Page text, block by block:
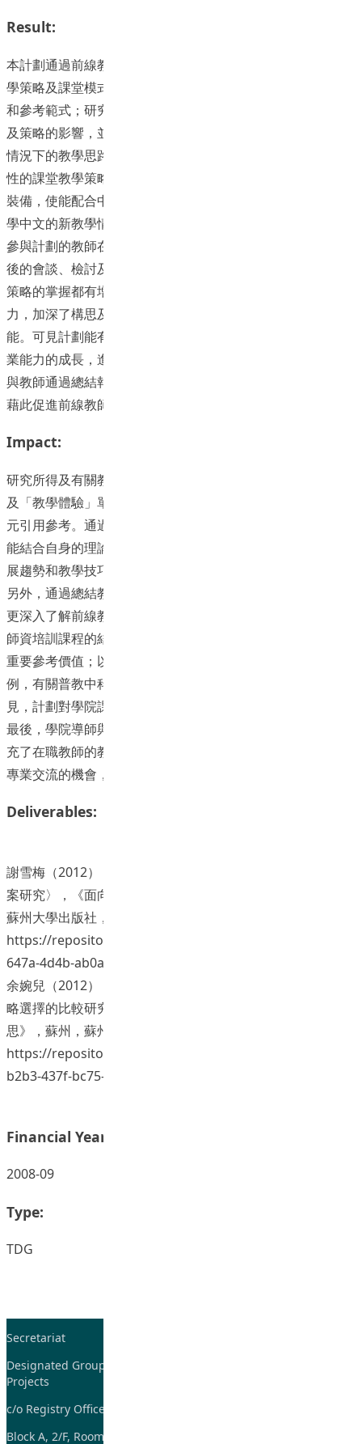
Result:
本計劃通過前線教師的課堂實踐，搜集及積累多元、有效的教
學策略及課堂模式，為優化語文教學提供具體示範、成功經驗
和參考範式；研究特別聚焦於廣、普授課語言對選取教材重點
及策略的影響，並從「教師思考」角度切入，理清「普教中」
情況下的教學思路、心理與實存的障礙，為過渡期設計出針對
性的課堂教學策略，供前線及學員教師參考，加強他們的專業
裝備，使能配合中國語文課程的長遠發展目標，適應普通話教
學中文的新教學情境。
參與計劃的教師在訪談中表示，通過教學設計、實踐、觀課前
後的會談、檢討及反思過程，使他們對語文課程的理解及教學
策略的掌握都有增進，研究的體驗提高了自身計用教材的能
力，加深了構思及支思教學的層次，也提升了課堂教學的效
能。可見計劃能有效發揮對前線教師的專業支援作用，促進專
業能力的成長，進一強化學院師資培訓的效果。計劃又鼓勵參
與教師通過總結報告、論文發表及網頁發佈，分享有關經驗，
藉此促進前線教師教研能力和興趣的發展。
Impact:
研究所得及有關教案、錄像等資料，已納入「中文科教學法」
及「教學體驗」單元的資料庫，可供職前及在職課程的相關單
元引用參考。通過示例的研習及錄像觀察，職前及在職學員都
能結合自身的理論知識或教學體驗，深化對本科課程理念、發
展趨勢和教學技巧的掌握。
另外，通過總結教學設計、實踐及教師思想的分析，研究員能
更深入了解前線教師的能力架構及專業發展需要，對修訂現存
師資培訓課程的結構、教學內容，或開發院系新課程等，都有
重要參考價值；以語文學院近期開發的3周短期復修課程為
例，有關普教中科目的設置，便曾參證相關研究成果，由此可
見，計劃對學院課程發展亦有積極意義。
最後，學院導師與前線教師及其同儕組成的行動研究團隊，擴
充了在職教師的教研經驗、觀課文化，並為不同學校教師提供
專業交流的機會，從而建構校際網絡，促進資源和經驗共享。
Deliverables:
謝雪梅（2012）：〈面對PMI與CMI的教師思考：語文教師個
案研究〉，《面向多元化的語境：語文教育的反思》，蘇州，
蘇州大學出版社，頁341-354。
https://repository.eduhk.hk/en/publications/7cb89434-
647a-4d4b-ab0a-7e42...
余婉兒（2012）：〈語文教學語言的影響：PMI與CMI課堂策
略選擇的比較研究〉，《面向多元化的語境：語文教育的反
思》，蘇州，蘇州大學出版社，頁169-180。
https://repository.eduhk.hk/en/publications/c9962318-
b2b3-437f-bc75-8d94...
Financial Year:
2008-09
Type:
TDG
Secretariat
Designated Group on TDG and CoP
Projects
c/o Registry Office
Block A, 2/F, Room 07,